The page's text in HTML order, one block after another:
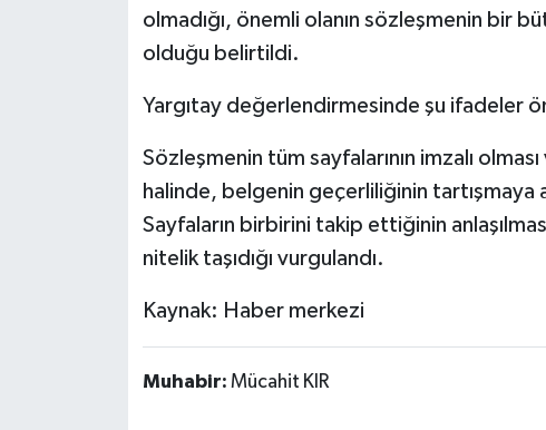
olmadığı, önemli olanın sözleşmenin bir
olduğu belirtildi.
Yargıtay değerlendirmesinde şu ifadeler
Sözleşmenin tüm sayfalarının imzalı
halinde, belgenin geçerliliğinin tartışmaya
Sayfaların birbirini takip ettiğinin
nitelik taşıdığı vurgulandı.
Kaynak: Haber merkezi
Muhabir: Mücahit KIR